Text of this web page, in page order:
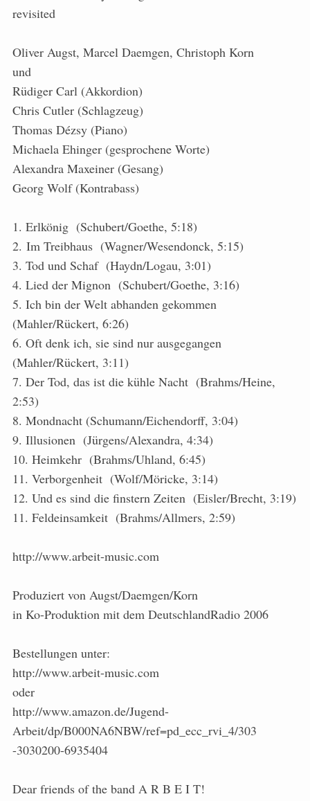
revisited
Oliver Augst, Marcel Daemgen, Christoph Korn
und
Rüdiger Carl (Akkordion)
Chris Cutler (Schlagzeug)
Thomas Dézsy (Piano)
Michaela Ehinger (gesprochene Worte)
Alexandra Maxeiner (Gesang)
Georg Wolf (Kontrabass)
1. Erlkönig (Schubert/Goethe, 5:18)
2. Im Treibhaus (Wagner/Wesendonck, 5:15)
3. Tod und Schaf (Haydn/Logau, 3:01)
4. Lied der Mignon (Schubert/Goethe, 3:16)
5. Ich bin der Welt abhanden gekommen
(Mahler/Rückert, 6:26)
6. Oft denk ich, sie sind nur ausgegangen
(Mahler/Rückert, 3:11)
7. Der Tod, das ist die kühle Nacht (Brahms/Heine,
2:53)
8. Mondnacht (Schumann/Eichendorff, 3:04)
9. Illusionen (Jürgens/Alexandra, 4:34)
10. Heimkehr (Brahms/Uhland, 6:45)
11. Verborgenheit (Wolf/Möricke, 3:14)
12. Und es sind die finstern Zeiten (Eisler/Brecht, 3:19)
11. Feldeinsamkeit (Brahms/Allmers, 2:59)
http://www.arbeit-music.com
Produziert von Augst/Daemgen/Korn
in Ko-Produktion mit dem DeutschlandRadio 2006
Bestellungen unter:
http://www.arbeit-music.com
oder
http://www.amazon.de/Jugend-
Arbeit/dp/B000NA6NBW/ref=pd_ecc_rvi_4/303
-3030200-6935404
Dear friends of the band A R B E I T!